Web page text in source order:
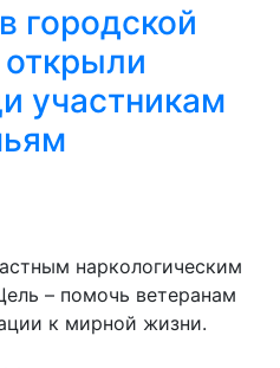
городской
участникам
наркологическим
– помочь ветеранам
к мирной жизни.